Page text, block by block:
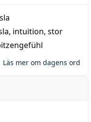
, intuition, stor
Läs mer om dagens ord